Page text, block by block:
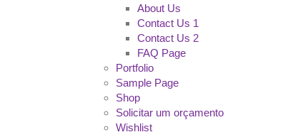
About Us
Contact Us 1
Contact Us 2
FAQ Page
Portfolio
Sample Page
Shop
Solicitar um orçamento
Wishlist